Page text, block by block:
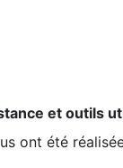
et outils
ont été